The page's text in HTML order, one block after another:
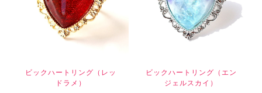
ビックハートリング（レッ
ドラメ）
ビックハートリング（エン
ジェルスカイ）